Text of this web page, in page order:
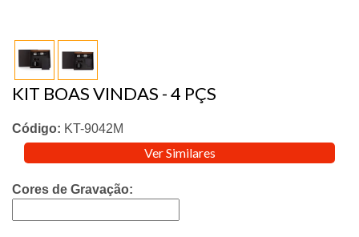
KIT BOAS VINDAS - 4 PÇS
Código: KT-9042M
Ver Similares
Cores de Gravação: